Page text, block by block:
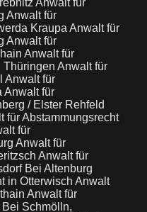
Anwalt für
Anwalt für
Kraupa Anwalt für
Anwalt für
Anwalt für
Thüringen Anwalt für
Anwalt für
Anwalt für
/ Elster Rehfeld
für Abstammungsrecht
für
Anwalt für
Anwalt für
Bei Altenburg
in Otterwisch Anwalt
Anwalt für
Schmölln,